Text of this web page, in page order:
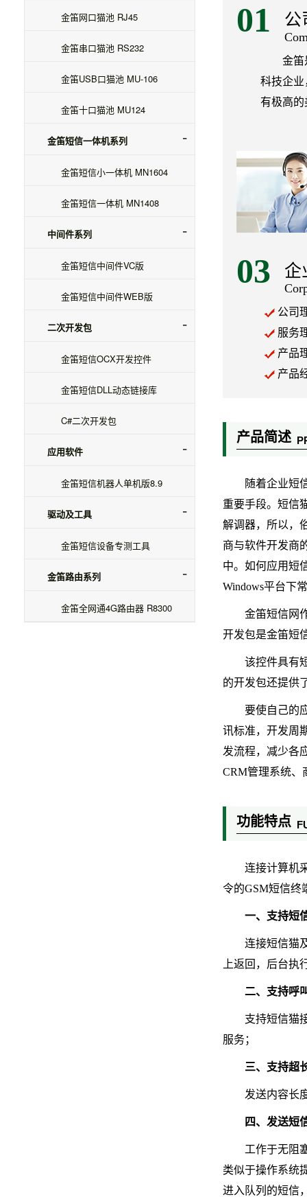
金笛网口猫池 RJ45
金笛串口猫池 RS232
金笛USB口猫池 MU-106
金笛十口猫池 MU124
金笛短信一体机系列
金笛短信小一体机 MN1604
金笛短信一体机 MN1408
中间件系列
金笛短信中间件VC版
金笛短信中间件WEB版
二次开发包
金笛短信OCX开发控件
金笛短信DLL动态链接库
C#二次开发包
应用软件
金笛短信机器人单机版8.9
驱动及工具
金笛短信设备专测工具
金笛路由系列
金笛全网通4G路由器 R8300
01 公
金笛
科技企业
有极高的
03 企
公司
服务
产品
产品
产品简述
随着企业短
重要手段。短信
解调器，所以，
商与软件开发商
中。如何应用短
Windows平台下
金笛短信网
开发包是金笛短
该控件具有
的开发包还提供
要使自己的
讯标准，开发周
发流程，减少各
CRM管理系统、
功能特点
连接计算机
令的GSM短信终
一、支持短
连接短信猫
上返回，后台
二、支持呼
支持短信猫
服务；
三、支持超
发送内容长
四、发送短
工作于无阻
类似于操作系统
进入队列的短信